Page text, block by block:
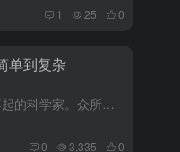
1 25 0
单到复杂
现代科学是从牛顿开始的，他是一位非常了不起的科学家。众所周知，他发现了万有引力定律还有牛顿力学，还是微积分发现人之一。从一个人对科学的贡献来讲，很少有人可以与牛顿相提并论，一生能如果做上述一件事，就能...
0 3,335 0